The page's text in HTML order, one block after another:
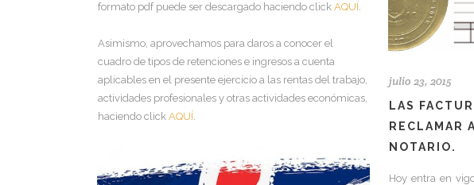
formato pdf puede ser descargado haciendo click AQUÍ.
Asimismo, aprovechamos para daros a conocer el
cuadro de tipos de retenciones e ingresos a cuenta
aplicables en el presente ejercicio a las rentas del trabajo,
actividades profesionales y otras actividades económicas,
haciendo click AQUÍ.
julio 23, 2015
LAS
RECLAMAR
NOTARIO.
Hoy entra en